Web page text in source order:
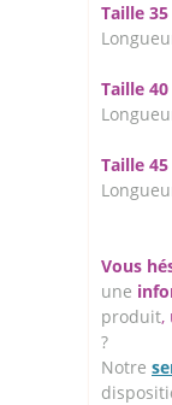
Taille 35
Taille 40
Taille 45
Vous
une
produit,
?
Notre